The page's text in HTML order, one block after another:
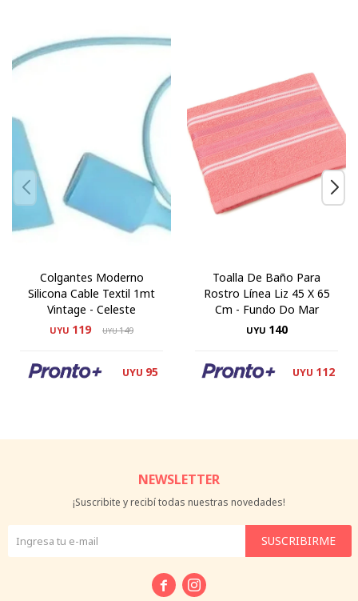
Colgantes Moderno
Silicona Cable Textil 1mt
Vintage - Celeste
UYU 119 UYU149
UYU 95
Toalla De Baño Para
Rostro Línea Liz 45 X 65
Cm - Fundo Do Mar
UYU 140
UYU 112
NEWSLETTER
¡Suscribite y recibí todas nuestras novedades!
SUSCRIBIRME
 